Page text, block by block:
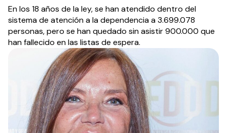
En los 18 años de la ley, se han atendido dentro del
sistema de atención a la dependencia a 3.699.078
personas, pero se han quedado sin asistir 900.000 que
han fallecido en las listas de espera.